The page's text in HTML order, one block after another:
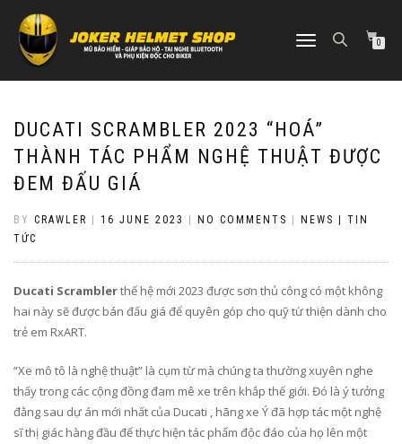
TOGGLE
0
DUCATI SCRAMBLER 2023 “HOÁ”
THÀNH TÁC PHẨM NGHỆ THUẬT ĐƯỢC
ĐEM ĐẤU GIÁ
BY CRAWLER 16 JUNE 2023 NO COMMENTS
NEWS | TIN
TỨC
Ducati Scramblerthế hệ mới 2023 được sơn thủ công có một không
hai này sẽ được bán đấu giá để quyên góp cho quỹ từ thiện dành cho
trẻ em RxART.
“Xe mô tô là nghệ thuật” là cụm từ mà chúng ta thường xuyên nghe
thấy trong các cộng đồng đam mê xe trên khắp thế giới. Đó là ý tưởng
đằng sau dự án mới nhất của Ducati , hãng xe Ý đã hợp tác một nghệ
sĩ thị giác hàng đầu để thực hiện tác phẩm độc đáo của họ lên một